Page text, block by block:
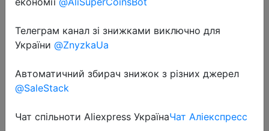
Слідкуйте за знижками на мобільному, в телеграм
Телеграм канал зі знижками виключно для
України @ZnyzkaUa
Автоматичний збирач знижок з різних джерел
@SaleStack
Чат спільноти Aliexpress УкраїнаЧат Аліекспресс